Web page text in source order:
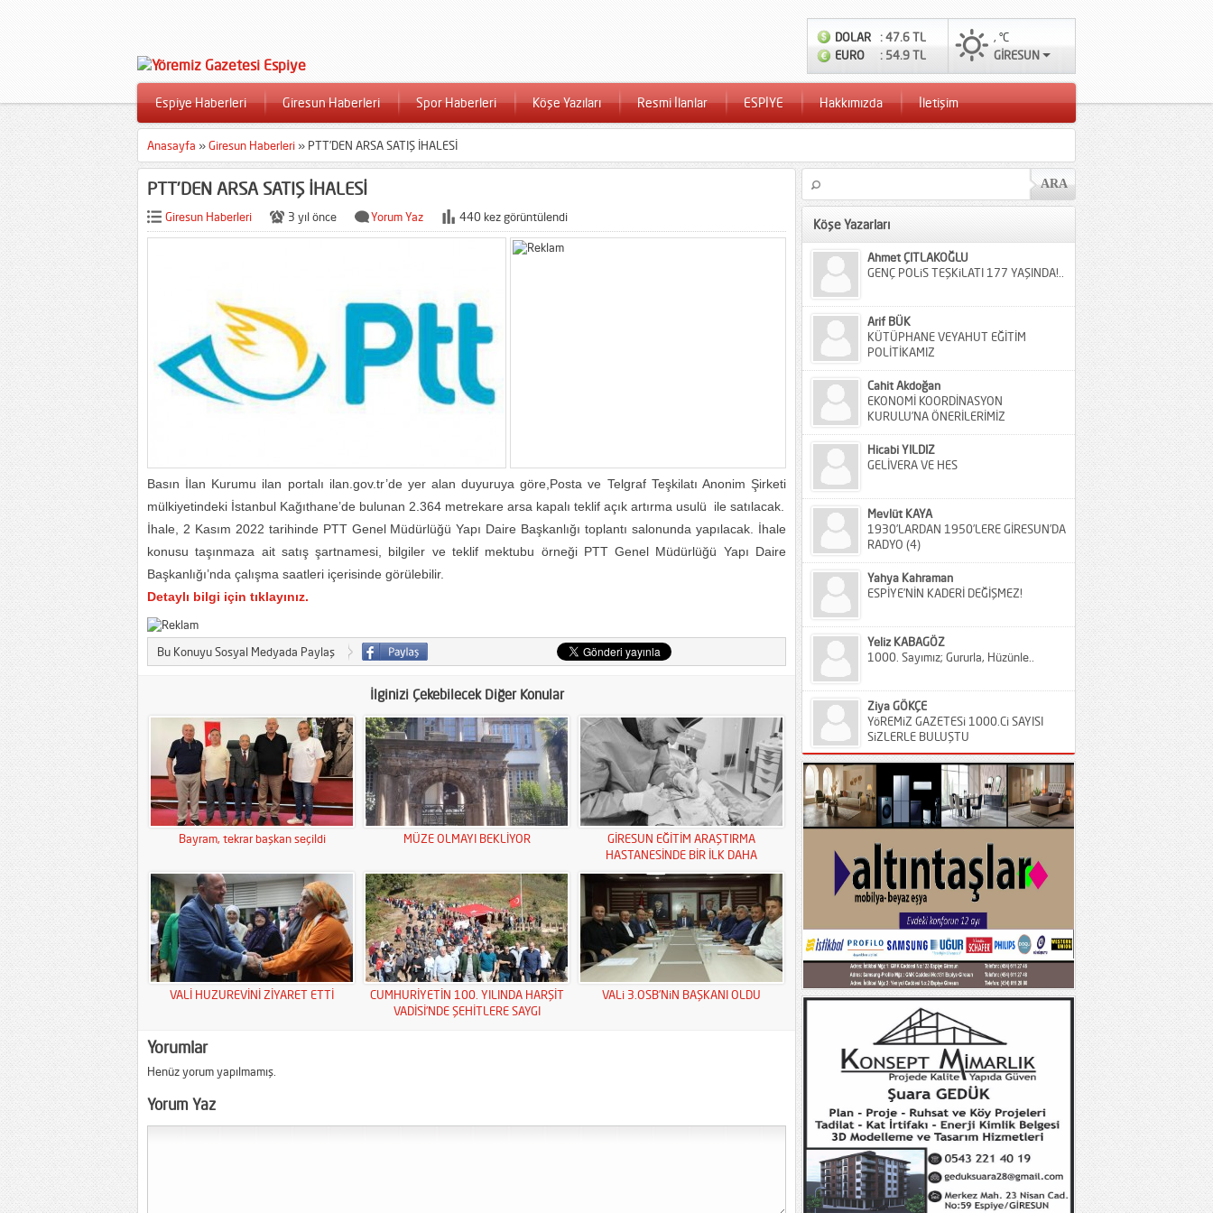
DOLAR
: 47.6 TL
EURO
: 54.9 TL
, °C
GİRESUN
Espiye Haberleri Giresun Haberleri Spor Haberleri Köşe Yazıları Resmi İlanlar ESPİYE Hakkımızda İletişim
Anasayfa »Giresun Haberleri » PTT’DEN ARSA SATIŞ İHALESİ
PTT’DEN ARSA SATIŞ İHALESİ
Giresun Haberleri 3 yıl önce Yorum Yaz 440 kez görüntülendi
Basın İlan Kurumu ilan portalı ilan.gov.tr’de yer alan duyuruya göre,Posta ve Telgraf Teşkilatı Anonim Şirketi
mülkiyetindeki İstanbul Kağıthane’de bulunan 2.364 metrekare arsa kapalı teklif açık artırma usulü ile satılacak.
İhale, 2 Kasım 2022 tarihinde PTT Genel Müdürlüğü Yapı Daire Başkanlığı toplantı salonunda yapılacak. İhale
konusu taşınmaza ait satış şartnamesi, bilgiler ve teklif mektubu örneği PTT Genel Müdürlüğü Yapı Daire
Başkanlığı’nda çalışma saatleri içerisinde görülebilir.
Detaylı bilgi için tıklayınız.
Bu Konuyu Sosyal Medyada Paylaş
İlginizi Çekebilecek Diğer Konular
Bayram, tekrar başkan seçildi MÜZE OLMAYI BEKLİYOR
GİRESUN EĞİTİM ARAŞTIRMA
HASTANESİNDE BİR İLK DAHA
VALİ HUZUREVİNİ ZİYARET ETTİ
CUMHURİYETİN 100. YILINDA HARŞİT
VADİSİ’NDE ŞEHİTLERE SAYGI
VALi 3.OSB’NiN BAŞKANI OLDU
Yorumlar
Henüz yorum yapılmamış.
Yorum Yaz
Köşe Yazarları
Ahmet ÇITLAKOĞLU
GENÇ POLiS TEŞKiLATI 177 YAŞINDA!..
Arif BÜK
KÜTÜPHANE VEYAHUT EĞİTİM
POLİTİKAMIZ
Cahit Akdoğan
EKONOMİ KOORDİNASYON
KURULU’NA ÖNERİLERİMİZ
Hicabi YILDIZ
GELİVERA VE HES
Mevlüt KAYA
1930’LARDAN 1950’LERE GİRESUN’DA
RADYO (4)
Yahya Kahraman
ESPİYE’NİN KADERİ DEĞİŞMEZ!
Yeliz KABAGÖZ
1000. Sayımız; Gururla, Hüzünle..
Ziya GÖKÇE
YöREMiZ GAZETESi 1000.Ci SAYISI
SiZLERLE BULUŞTU